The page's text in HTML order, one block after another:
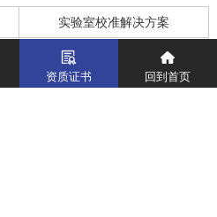
实验室校准解决方案
计量校准实验室
新闻资讯
资质证书 回到首页